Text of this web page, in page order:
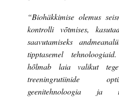
“Biohäkkimise olemus
kontrolli võtmises,
saavutamiseks
tipptasemel
hõlmab laia valikut
treeningrutiinide
geenitehnoloogia ja